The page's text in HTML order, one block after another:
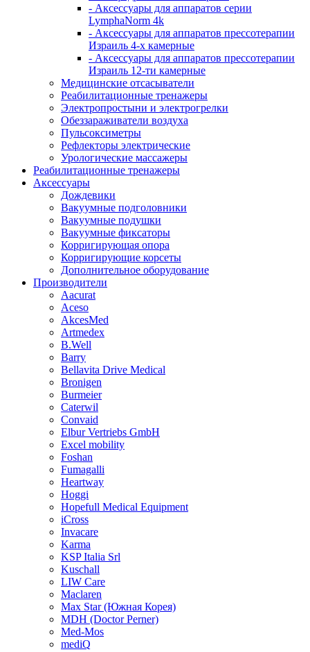
- Аксессуары для аппаратов серии
LymphaNorm 4k
- Аксессуары для аппаратов прессотерапии
Израиль 4-х камерные
- Аксессуары для аппаратов прессотерапии
Израиль 12-ти камерные
Медицинские отсасыватели
Реабилитационные тренажеры
Электропростыни и электрогрелки
Обеззараживатели воздуха
Пульсоксиметры
Рефлекторы электрические
Урологические массажеры
Реабилитационные тренажеры
Аксессуары
Дождевики
Вакуумные подголовники
Вакуумные подушки
Вакуумные фиксаторы
Корригирующая опора
Корригирующие корсеты
Дополнительное оборудование
Производители
Aacurat
Aceso
AkcesMed
Artmedex
B.Well
Barry
Bellavita Drive Medical
Bronigen
Burmeier
Caterwil
Convaid
Elbur Vertriebs GmbH
Excel mobility
Foshan
Fumagalli
Heartway
Hoggi
Hopefull Medical Equipment
iCross
Invacare
Karma
KSP Italia Srl
Kuschall
LIW Care
Maclaren
Max Star (Южная Корея)
MDH (Doctor Perner)
Med-Mos
mediQ